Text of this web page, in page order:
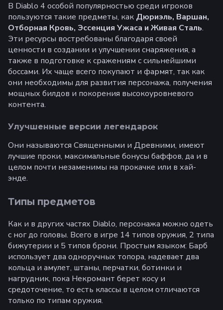
В Diablo 4 особой популярностью среди игроков
пользуются такие предметы, как Дюриэль, Варшан,
Отборная Кровь, Эссенция Ужаса и Живая Сталь.
Эти ресурсы востребованы благодаря своей
ценности в создании и улучшении снаряжения, а
также в подготовке к сражениям с сильнейшими
боссами. Их чаще всего покупают и фармят, так как
они необходимы для развития персонажа, получения
мощных билдов и покорения высокоуровневого
контента.
Улучшенные версии легендарок
Они называются Священными и Древними, имеют
лучшие проки, максимальные бонусы баффов, да и в
целом почти незаменимы на прокачке или в хай-
энде.
Типы предметов
Как и в других частях Diablo, персонажа можно одеть
с ног до головы. Всего в игре 14 типов оружия, 2 типа
бижутерии и 5 типов брони. Простым языком: Барб
использует два одноручных топора, надевает два
кольца и амулет, штаны, перчатки, ботинки и
нагрудник, пока Некромант берет косу и
средоточение, то есть классы в целом отличаются
только по типам оружия.